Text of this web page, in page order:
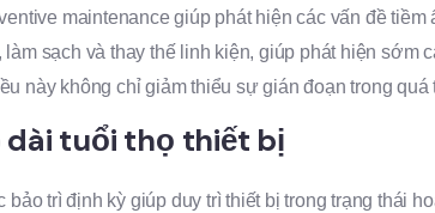
maintenance giúp phát hiện các vấn đề tiềm
làm sạch và thay thế linh kiện, giúp phát hiện sớm
này không chỉ giảm thiểu sự gián đoạn trong
dài tuổi thọ thiết bị
trì định kỳ giúp duy trì thiết bị trong trạng thái